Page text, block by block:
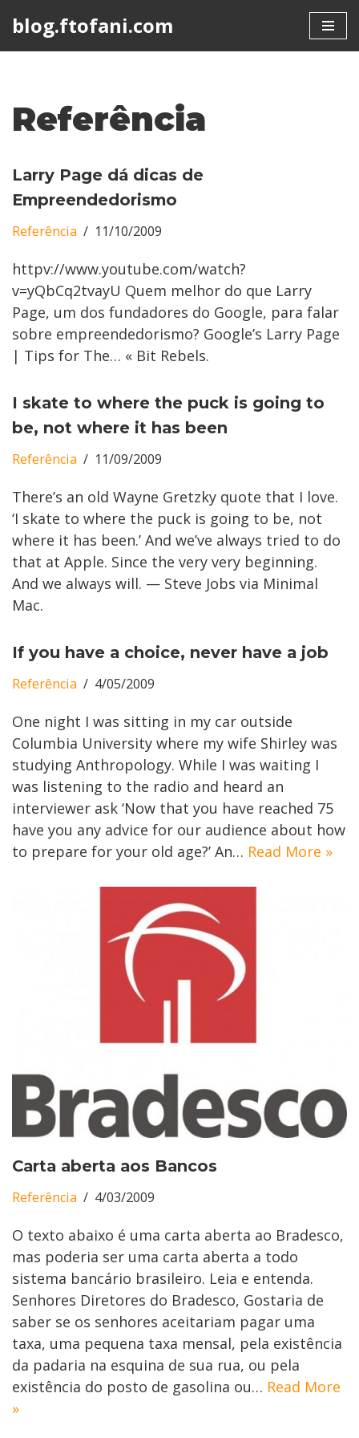
blog.ftofani.com
Referência
Larry Page dá dicas de
Empreendedorismo
Referência 11/10/2009
httpv://www.youtube.com/watch?
v=yQbCq2tvayU Quem melhor do que Larry
Page, um dos fundadores do Google, para falar
sobre empreendedorismo? Google’s Larry Page
| Tips for The… « Bit Rebels.
I skate to where the puck is going to
be, not where it has been
Referência 11/09/2009
There’s an old Wayne Gretzky quote that I love.
‘I skate to where the puck is going to be, not
where it has been.’ And we’ve always tried to do
that at Apple. Since the very very beginning.
And we always will. — Steve Jobs via Minimal
Mac.
If you have a choice, never have a job
Referência 4/05/2009
One night I was sitting in my car outside
Columbia University where my wife Shirley was
studying Anthropology. While I was waiting I
was listening to the radio and heard an
interviewer ask ‘Now that you have reached 75
have you any advice for our audience about how
to prepare for your old age?’ An… Read More »
Carta aberta aos Bancos
Referência 4/03/2009
O texto abaixo é uma carta aberta ao Bradesco,
mas poderia ser uma carta aberta a todo
sistema bancário brasileiro. Leia e entenda.
Senhores Diretores do Bradesco, Gostaria de
saber se os senhores aceitariam pagar uma
taxa, uma pequena taxa mensal, pela existência
da padaria na esquina de sua rua, ou pela
existência do posto de gasolina ou… Read More
»